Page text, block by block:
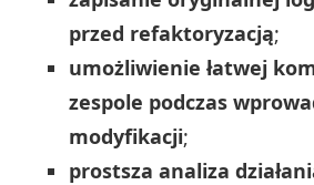
przed refaktoryzacją;
umożliwienie łatwej
zespole podczas
modyfikacji;
prostsza analiza